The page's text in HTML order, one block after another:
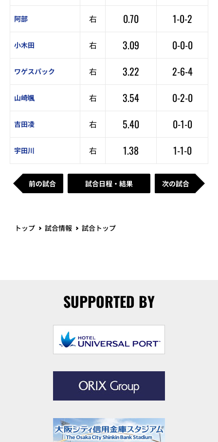
阿部 右 0.70 1-0-2
小木田 右 3.09 0-0-0
ワゲスパック 右 3.22 2-6-4
山崎颯 右 3.54 0-2-0
吉田凌 右 5.40 0-1-0
宇田川 右 1.38 1-1-0
前の試合 試合日程・結果 次の試合
トップ 試合情報 試合トップ
SUPPORTED BY